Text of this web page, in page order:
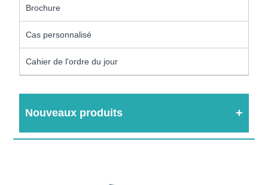
Brochure
Cas personnalisé
Cahier de l'ordre du jour
Nouveaux produits